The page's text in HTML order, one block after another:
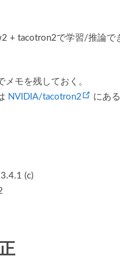
+ tacotron2で学習/推論で
モを残しておく。
NVIDIA/tacotron2 にある
(c)